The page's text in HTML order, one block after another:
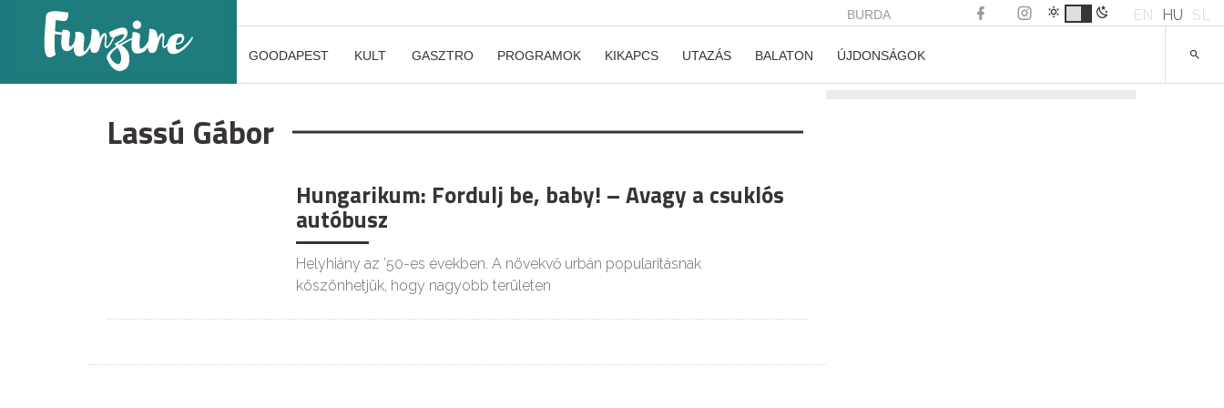
BURDA EN HU SL
GOODAPEST KULT GASZTRO PROGRAMOK KIKAPCS UTAZÁS BALATON ÚJDONSÁGOK
Lassú Gábor
Hungarikum: Fordulj be, baby! – Avagy a csuklós
autóbusz
Helyhiány az ’50-es években. A növekvő urbán popularitásnak
köszönhetjük, hogy nagyobb területen